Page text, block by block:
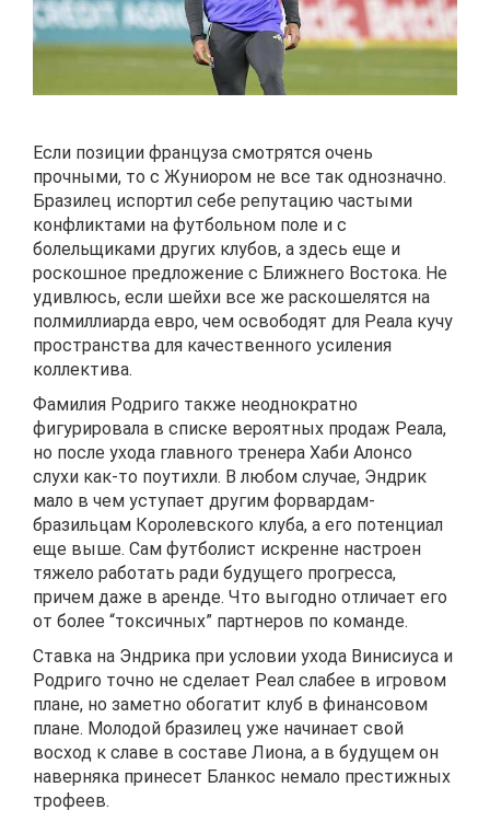
Если позиции француза смотрятся очень
прочными, то с Жуниором не все так однозначно.
Бразилец испортил себе репутацию частыми
конфликтами на футбольном поле и с
болельщиками других клубов, а здесь еще и
роскошное предложение с Ближнего Востока. Не
удивлюсь, если шейхи все же раскошелятся на
полмиллиарда евро, чем освободят для Реала кучу
пространства для качественного усиления
коллектива.
Фамилия Родриго также неоднократно
фигурировала в списке вероятных продаж Реала,
но после ухода главного тренера Хаби Алонсо
слухи как-то поутихли. В любом случае, Эндрик
мало в чем уступает другим форвардам-
бразильцам Королевского клуба, а его потенциал
еще выше. Сам футболист искренне настроен
тяжело работать ради будущего прогресса,
причем даже в аренде. Что выгодно отличает его
от более “токсичных” партнеров по команде.
Ставка на Эндрика при условии ухода Винисиуса и
Родриго точно не сделает Реал слабее в игровом
плане, но заметно обогатит клуб в финансовом
плане. Молодой бразилец уже начинает свой
восход к славе в составе Лиона, а в будущем он
наверняка принесет Бланкос немало престижных
трофеев.